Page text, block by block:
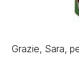
Grazie, Sara,